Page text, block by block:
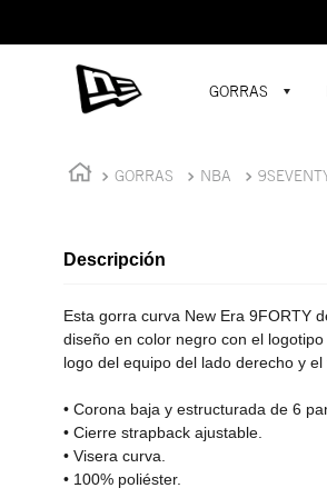
GORRAS
GORRAS NBA
Descripción
Esta gorra curva New Era 9FORTY
diseño en color negro con el
logo del equipo del lado derecho y
• Corona baja y estructurada de 6
• Cierre strapback ajustable.
• Visera curva.
• 100% poliéster.